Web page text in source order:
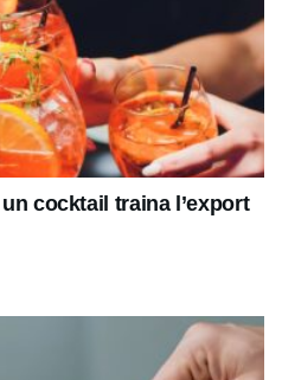
cocktail traina l’export